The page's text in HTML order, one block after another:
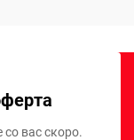
вас скоро.